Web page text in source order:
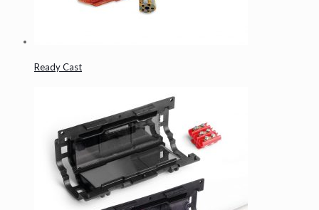
Ready Cast